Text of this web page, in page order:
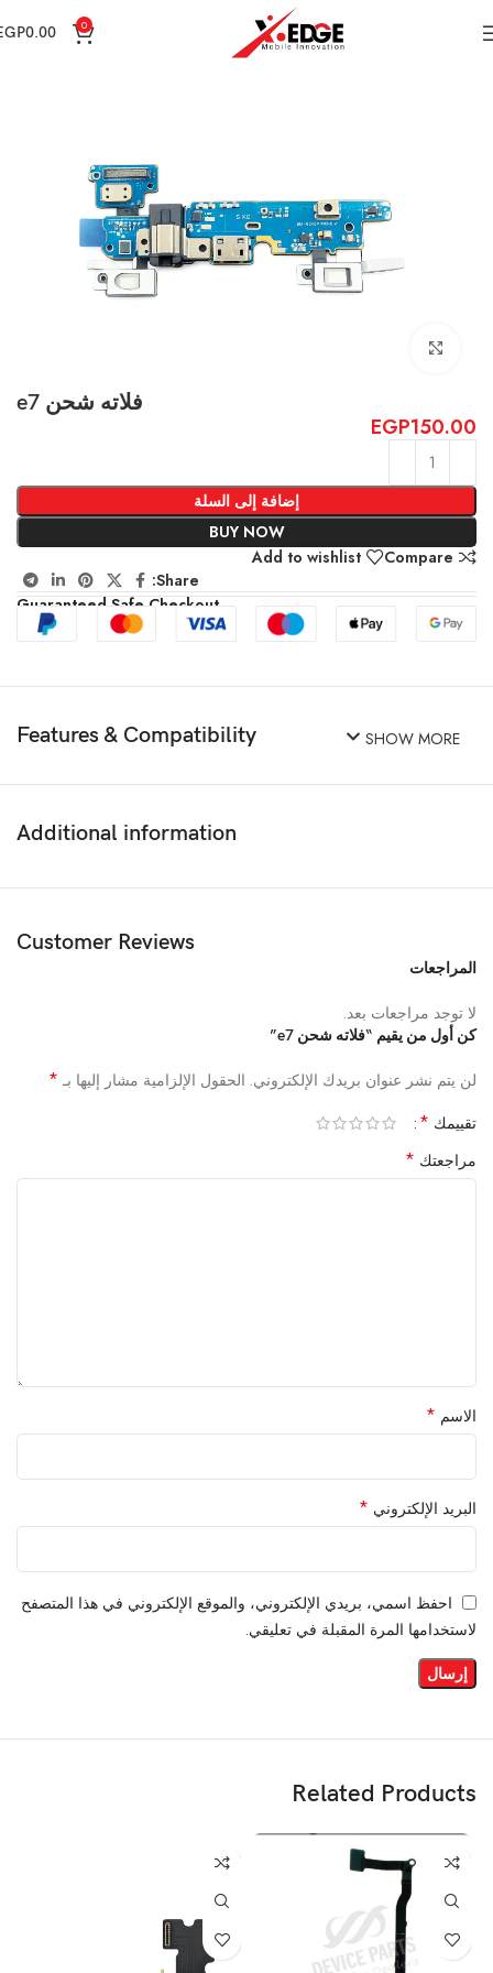
0
0.00
فلاته شحن e7
EGP150.00
إضافة إلى السلة
BUY NOW
Compare
Add to wishlist
Share:
Guaranteed Safe Checkout
Features & Compatibility SHOW MORE
Additional information
Customer Reviews
المراجعات
لا توجد مراجعات بعد.
كن أول من يقيم “فلاته شحن e7”
لن يتم نشر عنوان بريدك الإلكتروني. الحقول الإلزامية مشار إليها بـ *
تقييمك *
مراجعتك *
الاسم *
البريد الإلكتروني *
احفظ اسمي، بريدي الإلكتروني، والموقع الإلكتروني في هذا المتصفح
لاستخدامها المرة المقبلة في تعليقي.
Related Products